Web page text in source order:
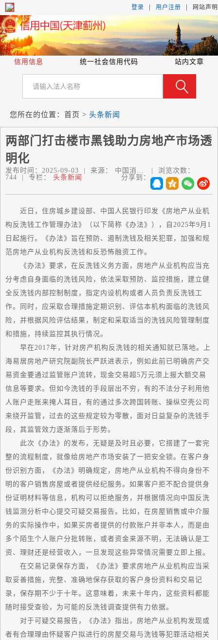
登录 用户注册 网站声明
信用信息 统一社会信用代码 站内文章
您所在的位置： 首页 > 头条新闻
两部门打击楼市黑钱助力房地产市场透
明化
发布时间： 2025-09-03 来源： 中国消...
浏览次数：
744
专栏： 头条新闻 分享到：
近日，住房城乡建设部、中国人民银行印发《房地产从业机
构反洗钱工作管理办法》（以下简称《办法》），自2025年9月1
日起施行。《办法》旨在预防、遏制洗钱及相关犯罪，加强和规
范房地产从业机构反洗钱和反恐怖融资工作。
《办法》要求，在反洗钱义务方面，房地产从业机构应当充
分考虑自身面临的洗钱风险，依法采取预防、监控措施，建立健
全反洗钱内部控制制度，指定内设机构或者人员负责反洗钱工
作。同时，应采取合理措施定期识别、评估本机构面临的洗钱风
险，并根据风险评估结果，制定和采取适当的洗钱风险管理制度
和措施，持续监控其执行情况。
早在2017年，针对房产机构反洗钱的相关通知就已落地。上
海易居房地产研究院副院长严跃进表示，例如此前已明确房产交
易资金要通过监管账户流转，现金交易超5万元须上报大额交易
信息等要求。但如今洗钱的手段层出不穷，有的不法分子利用他
人账户走账来掩人耳目，有的通过多次跨国转账、操纵空壳公司
来绕开监管，过去的这些规定较为零散，面对日益复杂的洗钱手
段，其监管效力逐渐落后于形势。
此次《办法》的发布，无疑是及时且必要，它搭建了一套完
整的流程制度，就像给房地产市场安装了一把安全锁。在客户身
份识别方面，《办法》明确规定，房地产从业机构不得向身份不
明的客户销售房屋或者提供经纪服务。如果客户拒不配合提供身
份证明材料等信息，机构可以拒绝服务，并根据情况向中国反洗
钱监测分析中心提交可疑交易报告。比如，在房屋销售或中介服
务的实际操作中，如果买房者提供的付款账户并非本人，而是由
多个陌生个人账户分批转账，或者资金来源不明，无法确认是工
资、理财还是经营收入，一旦发现这些异常情况需要立即上报。
在交易记录保存方面，《办法》要求房地产从业机构应当采
取妥善措施，完整、准确地保存获取的客户身份资料和交易记
录，保存期不少于十年。这意味着，未来十年内，这些资料都能
随时接受查验，为可能的反洗钱调查提供有力依据。
对于可疑交易报告，《办法》指出，房地产从业机构发现或
者有合理理由怀疑客户拟进行的房屋交易与洗钱等犯罪活动相关